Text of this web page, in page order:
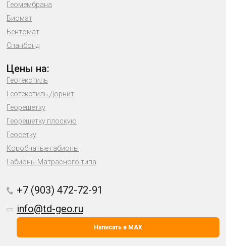
Геомембрана
Биомат
Бентомат
Спанбонд
Цены на:
Геотекстиль
Геотекстиль Дорнит
Георешетку
Георешетку плоскую
Геосетку
Коробчатые габионы
Габионы Матрасного типа
+7 (903) 472-72-91
info@td-geo.ru
Написать в MAX